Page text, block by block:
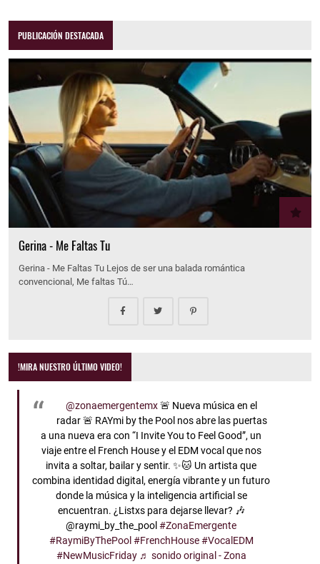
PUBLICACIÓN DESTACADA
Gerina - Me Faltas Tu
Gerina - Me Faltas Tu Lejos de ser una balada romántica
convencional, Me faltas Tú…
!MIRA NUESTRO ÚLTIMO VIDEO!
@zonaemergentemx🚨 Nueva música en el
radar 🚨 RAYmi by the Pool nos abre las puertas
a una nueva era con “I Invite You to Feel Good”, un
viaje entre el French House y el EDM vocal que nos
invita a soltar, bailar y sentir. ✨🐱 Un artista que
combina identidad digital, energía vibrante y un futuro
donde la música y la inteligencia artificial se
encuentran. ¿Listxs para dejarse llevar? 🎶
@raymi_by_the_pool#ZonaEmergente
#RaymiByThePool #FrenchHouse #VocalEDM
#NewMusicFriday ♬ sonido original - Zona